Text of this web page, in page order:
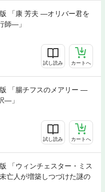
「康 芳夫 ―オリバー君を
師―」
試し読み カートへ
「腸チフスのメアリー ―
―」
試し読み カートへ
「ウィンチェスター・ミス
亡人が増築しつづけた謎の